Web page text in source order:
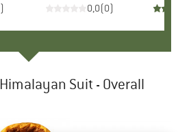
) 0,0(0)
Himalayan Suit - Overall